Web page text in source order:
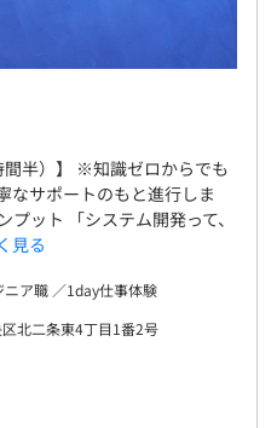
間半）】 ※知識ゼロからでも
なサポートのもと進行しま
ット 「システム開発って、
見る
ア職 ／1day仕事体験
北二条東4丁目1番2号